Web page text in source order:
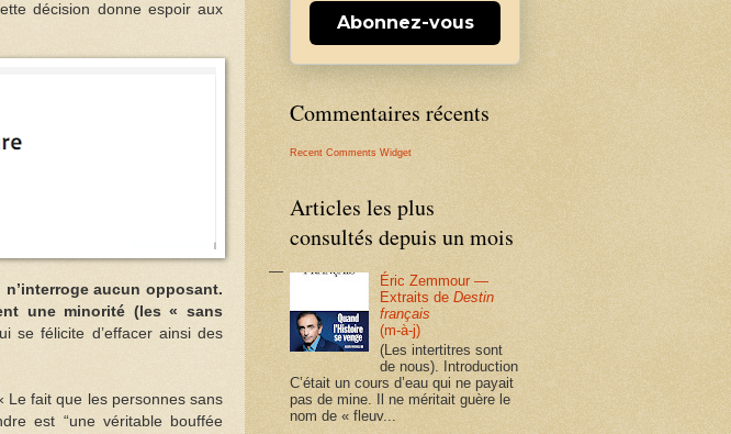
décision donne espoir aux
aucun opposant.
une minorité (les « sans
se félicite d’effacer ainsi des
Le fait que les personnes sans
est “une véritable bouffée
Abonnez-vous
Commentaires récents
Recent Comments Widget
Articles les plus
consultés depuis un mois
Éric Zemmour —
Extraits deDestin
français
(m-à-j)
(Les intertitres sont
de nous). Introduction
C’était un cours d’eau qui ne payait
pas de mine. Il ne méritait guère le
nom de « fleuv...